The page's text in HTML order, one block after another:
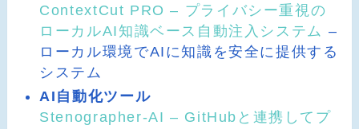
ContextCut PRO – プライバシー重視の
ローカルAI知識ベース自動注入システム –
ローカル環境でAIに知識を安全に提供する
システム
AI自動化ツール
Stenographer-AI – GitHubと連携してプ